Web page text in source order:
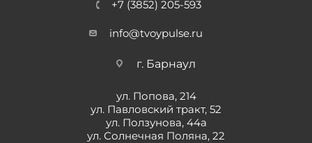
+7 (3852) 205-593
info@tvoypulse.ru
г. Барнаул
ул. Попова, 214
ул. Павловский тракт, 52
ул. Ползунова, 44а
ул. Солнечная Поляна, 22